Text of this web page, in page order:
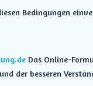
Bedingungen
Das Online-
der besseren